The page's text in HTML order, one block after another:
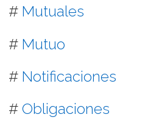
# Mutuales
# Mutuo
# Notificaciones
# Obligaciones